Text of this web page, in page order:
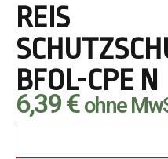
REIS
BFOL-CPE N
6,39€ ohne